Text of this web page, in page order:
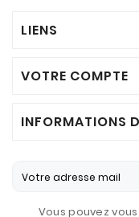
LIENS
VOTRE COMPTE
INFORMATIONS
Vous pouvez